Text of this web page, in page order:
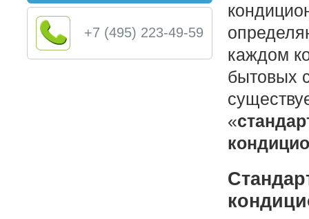
+7 (495) 223-49-59
каждом
бытовых
«